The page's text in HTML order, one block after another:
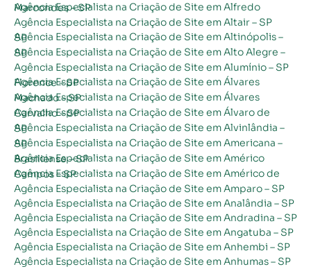
Agência Especialista na Criação de Site em Alfredo Marcondes – SP
Agência Especialista na Criação de Site em Altair – SP
Agência Especialista na Criação de Site em Altinópolis – SP
Agência Especialista na Criação de Site em Alto Alegre – SP
Agência Especialista na Criação de Site em Alumínio – SP
Agência Especialista na Criação de Site em Álvares Florence – SP
Agência Especialista na Criação de Site em Álvares Machado – SP
Agência Especialista na Criação de Site em Álvaro de Carvalho – SP
Agência Especialista na Criação de Site em Alvinlândia – SP
Agência Especialista na Criação de Site em Americana – SP
Agência Especialista na Criação de Site em Américo Brasiliense – SP
Agência Especialista na Criação de Site em Américo de Campos – SP
Agência Especialista na Criação de Site em Amparo – SP
Agência Especialista na Criação de Site em Analândia – SP
Agência Especialista na Criação de Site em Andradina – SP
Agência Especialista na Criação de Site em Angatuba – SP
Agência Especialista na Criação de Site em Anhembi – SP
Agência Especialista na Criação de Site em Anhumas – SP